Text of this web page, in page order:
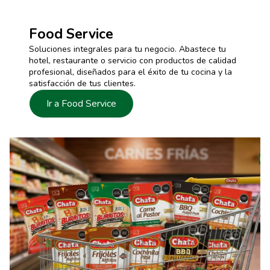
Food Service
Soluciones integrales para tu negocio. Abastece tu
hotel, restaurante o servicio con productos de calidad
profesional, diseñados para el éxito de tu cocina y la
satisfacción de tus clientes.
Ir a Food Service